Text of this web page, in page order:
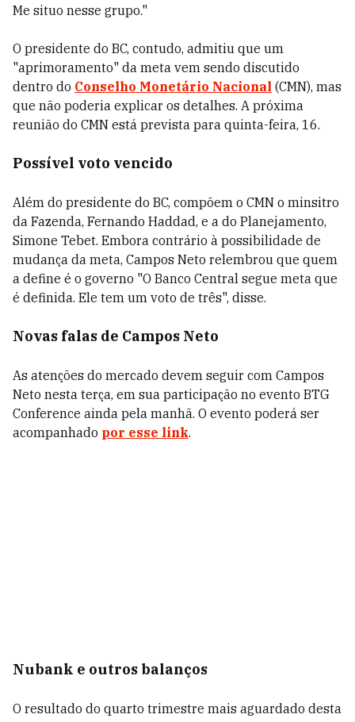
Me situo nesse grupo."
O presidente do BC, contudo, admitiu que um
"aprimoramento" da meta vem sendo discutido
dentro do Conselho Monetário Nacional (CMN), mas
que não poderia explicar os detalhes. A próxima
reunião do CMN está prevista para quinta-feira, 16.
Possível voto vencido
Além do presidente do BC, compõem o CMN o minsitro
da Fazenda, Fernando Haddad, e a do Planejamento,
Simone Tebet. Embora contrário à possibilidade de
mudança da meta, Campos Neto relembrou que quem
a define é o governo "O Banco Central segue meta que
é definida. Ele tem um voto de três", disse.
Novas falas de Campos Neto
As atenções do mercado devem seguir com Campos
Neto nesta terça, em sua participação no evento BTG
Conference ainda pela manhã. O evento poderá ser
acompanhado por esse link.
Nubank e outros balanços
O resultado do quarto trimestre mais aguardado desta